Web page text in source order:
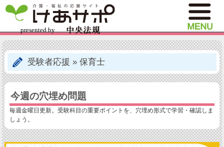
受験者応援»保育士
今週の穴埋め問題
毎週金曜日更新。受験科目の重要ポイントを、穴埋め形式で学習・確認しま
しょう。